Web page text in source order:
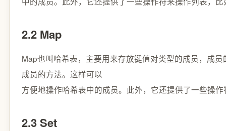
2.2 Map
Map也叫哈希表，主要用来存放键值对类型的成员，成
成员的方法。这样可以
方便地操作哈希表中的成员。此外，它还提供了一些操
2.3 Set